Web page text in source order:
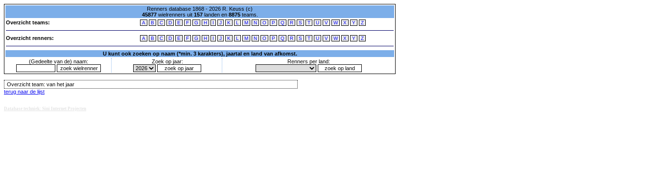
Renners database 1868 - 2026 R. Keuss (c)
45877wielrenners uit 157landen en 8875teams.
Overzicht teams:
A B C D E F G H I J K L M N O P Q R S T U V W X Y Z
Overzicht renners: A B C D E F G H I J K L M N O P Q R S T U V W X Y Z
U kunt ook zoeken op naam (*min. 3 karakters), jaartal en land van afkomst.
(Gedeelte van de) naam:
Zoek op jaar: Renners per land:
Overzicht team: van het jaar
terug naar de lijst
Database techniek: Sini Internet Projecten